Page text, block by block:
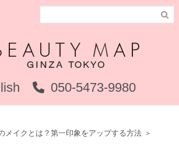

050-5473-9980
メイクとは？第一印象をアップする方法 ＞